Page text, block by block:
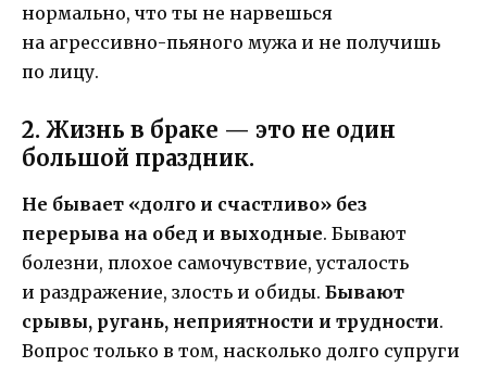
нормально, что ты не нарвешься
на агрессивно-пьяного мужа и не получишь
по лицу.
2. Жизнь в браке — это не один
большой праздник.
Не бывает «долго и счастливо» без
перерыва на обед и выходные. Бывают
болезни, плохое самочувствие, усталость
и раздражение, злость и обиды. Бывают
срывы, ругань, неприятности и трудности.
Вопрос только в том, насколько долго супруги